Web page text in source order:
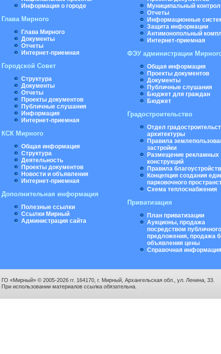
Информация о городе
Глава Мирного
Глава Мирного
Документы
Отчеты
Интернет-приемная
Городской Совет
Структура
Документы
Отчеты
Проекты документов
Публичные слушания
Информация
Интернет-приемная
КСК Мирного
Общая информация
Структура
Деятельность
Проекты документов
Новости и объявления
Интернет-приемная
Дополнительная информация
Полезные ссылки
Ссылки Мирный
Администрация сайта
Муниципальный
Отчеты
Информационные
Защита информации
Антимонопольный
Интернет-приемная
ФЭУ администрации
Общая информация
Проекты документов
Документы
Публичные слушания
Бюджет для граждан
Бюджет
Градостроительство
Отдел
архитектуры
Правила
застройки
Размещение рекламных
конструкций
Правила
Концепция создания
парковочного
Схема теплоснабжения
Приватизация
План приватизации
Аукционы, продажа
посредством публичного
предложения, продажа
объявления цены
Справочная информация
ГО «Мирный» © 2005-2026 гг. 164170, г. Мирный, Архангельская обл., ул. Ленина, 33.
При использовании материалов ссылка обязательна.